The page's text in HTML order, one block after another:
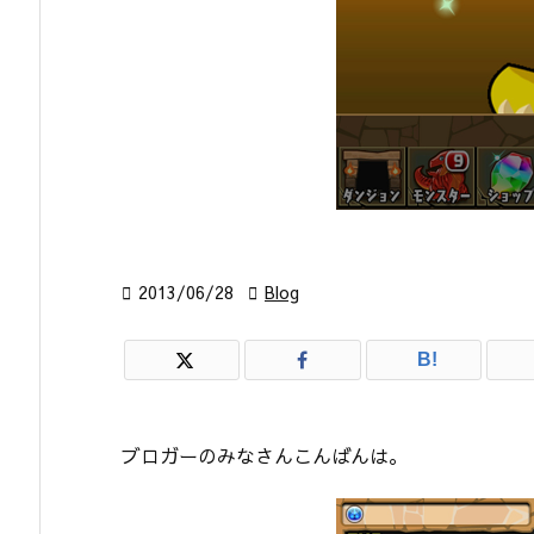
 2013/06/28  Blog
B!
ブロガーのみなさんこんばんは。